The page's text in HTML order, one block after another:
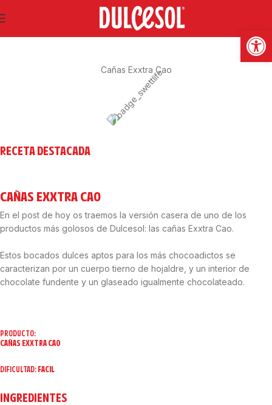
SWEET LIFE
Cañas Exxtra Cao
RECETA DESTACADA
CAÑAS EXXTRA CAO
En el post de hoy os traemos la versión casera de uno de los
productos más golosos de Dulcesol: las cañas Exxtra Cao.
Estos bocados dulces aptos para los más chocoadictos se
caracterizan por un cuerpo tierno de hojaldre, y un interior de
chocolate fundente y un glaseado igualmente chocolateado.
PRODUCTO:
CAÑAS EXXTRA CAO
DIFICULTAD:FACIL
INGREDIENTES